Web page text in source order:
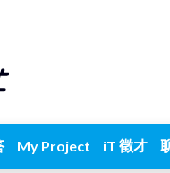
My Project iT 徵才